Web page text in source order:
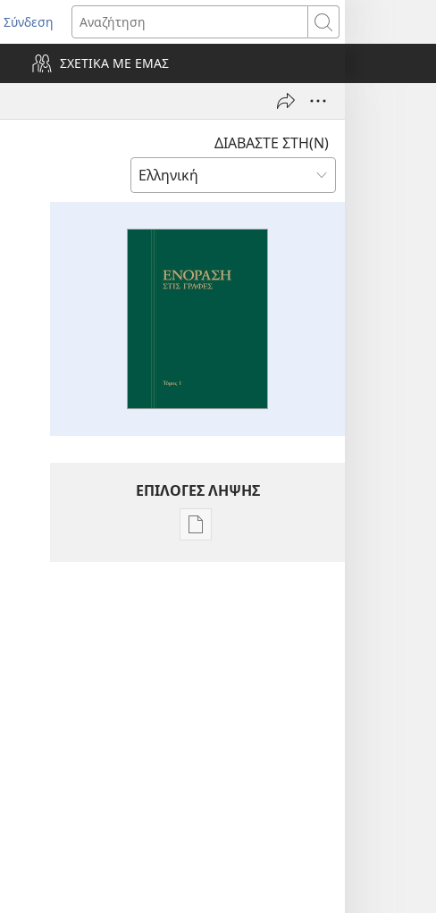
Σύνδεση
(ανοίγει
νέο
παράθυρο)
Αναζήτηση
ΣΧΕΤΙΚΑ ΜΕ ΕΜΑΣ
ΔΙΑΒΑΣΤΕ ΣΤΗ(Ν)
ΕΠΙΛΟΓΕΣ ΛΗΨΗΣ
Επιλογές